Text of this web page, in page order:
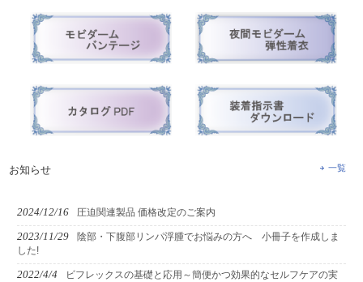
お知らせ 一覧
2024/12/16 圧迫関連製品 価格改定のご案内
2023/11/29
陰部・下腹部リンパ浮腫でお悩みの方へ 小冊子を作成しま
した!
2022/4/4
ビフレックスの基礎と応用～簡便かつ効果的なセルフケアの実